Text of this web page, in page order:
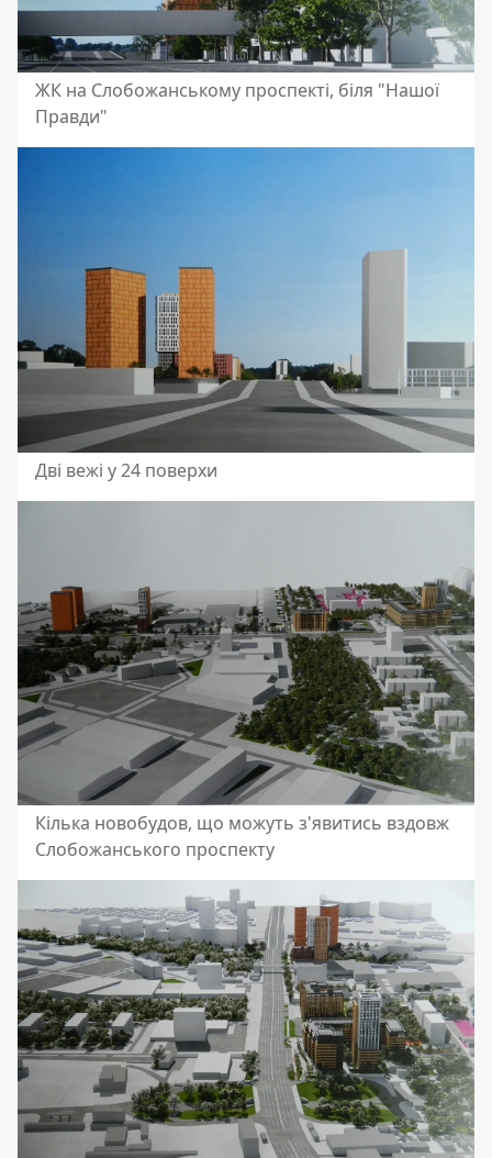
ЖК на Слобожанському проспекті, біля "Нашої
Правди"
Дві вежі у 24 поверхи
Кілька новобудов, що можуть з'явитись вздовж
Слобожанського проспекту